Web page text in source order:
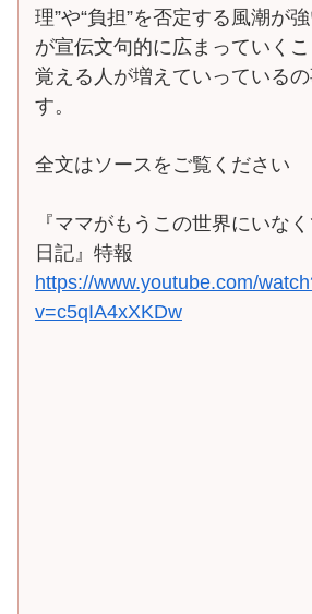
理”や“負担”を否定する風潮が
が宣伝文句的に広まっていく
覚える人が増えていっている
す。
全文はソースをご覧ください
『ママがもうこの世界にいな
日記』特報
https://www.youtube.com/
v=c5qIA4xXKDw